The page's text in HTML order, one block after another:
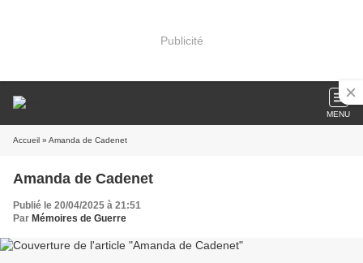
Publicité
MENU
Accueil » Amanda de Cadenet
Amanda de Cadenet
Publié le 20/04/2025 à 21:51
Par Mémoires de Guerre